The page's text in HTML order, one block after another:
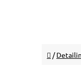
Domů
/